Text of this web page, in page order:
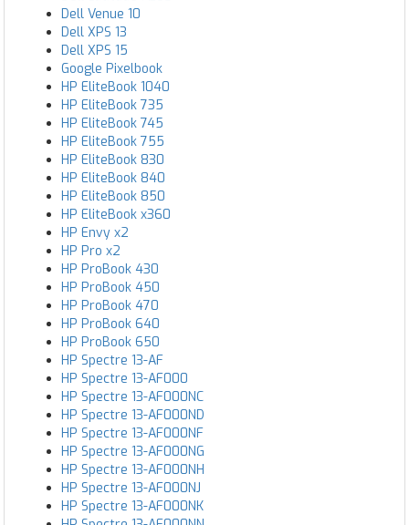
Dell Venue 10
Dell XPS 13
Dell XPS 15
Google Pixelbook
HP EliteBook 1040
HP EliteBook 735
HP EliteBook 745
HP EliteBook 755
HP EliteBook 830
HP EliteBook 840
HP EliteBook 850
HP EliteBook x360
HP Envy x2
HP Pro x2
HP ProBook 430
HP ProBook 450
HP ProBook 470
HP ProBook 640
HP ProBook 650
HP Spectre 13-AF
HP Spectre 13-AF000
HP Spectre 13-AF000NC
HP Spectre 13-AF000ND
HP Spectre 13-AF000NF
HP Spectre 13-AF000NG
HP Spectre 13-AF000NH
HP Spectre 13-AF000NJ
HP Spectre 13-AF000NK